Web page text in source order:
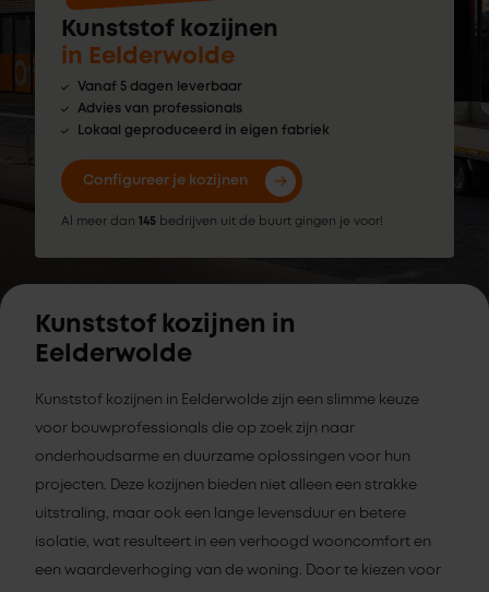
Kunststof kozijnen
in Eelderwolde
Vanaf 5 dagen leverbaar
Advies van professionals
Lokaal geproduceerd in eigen fabriek
Configureer je kozijnen
Al meer dan 145 bedrijven uit de buurt gingen je voor!
Kunststof kozijnen in
Eelderwolde
Kunststof kozijnen in Eelderwolde zijn een slimme keuze
voor bouwprofessionals die op zoek zijn naar
onderhoudsarme en duurzame oplossingen voor hun
projecten. Deze kozijnen bieden niet alleen een strakke
uitstraling, maar ook een lange levensduur en betere
isolatie, wat resulteert in een verhoogd wooncomfort en
een waardeverhoging van de woning. Door te kiezen voor